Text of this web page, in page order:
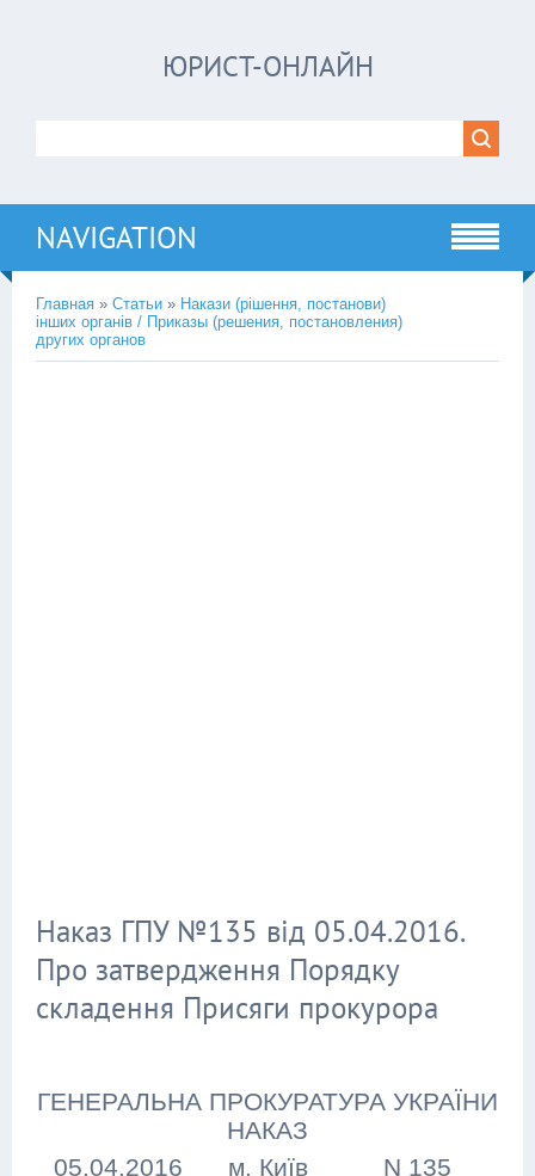
ЮРИСТ-ОНЛАЙН
NAVIGATION
Главная » Статьи » Накази (рішення, постанови)
інших органів / Приказы (решения, постановления)
других органов
Наказ ГПУ №135 від 05.04.2016.
Про затвердження Порядку
складення Присяги прокурора
ГЕНЕРАЛЬНА ПРОКУРАТУРА УКРАЇНИ
НАКАЗ
05.04.2016
м. Київ
N 135